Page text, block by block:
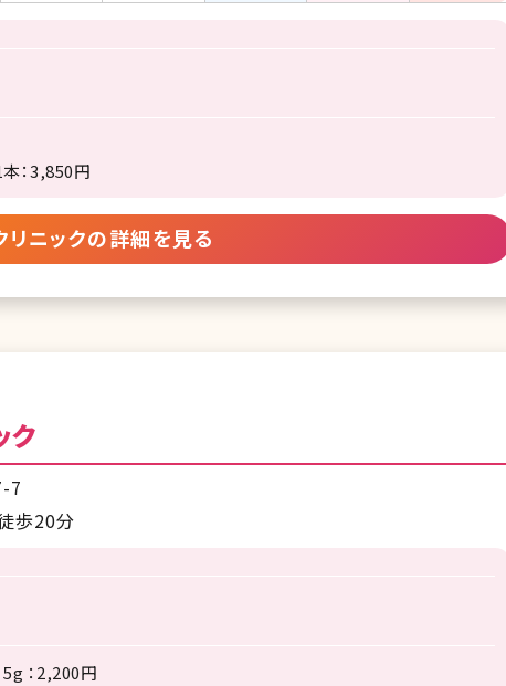
：3,850円
リニックの詳細を見る
ク
7
歩20分
5g ：2,200円